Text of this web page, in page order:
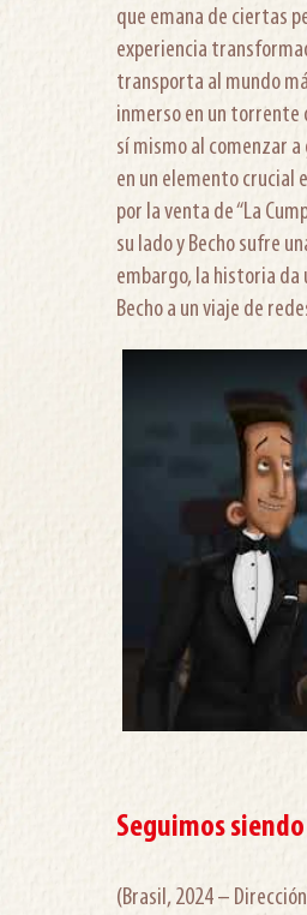
que emana de ciertas
experiencia
transporta al mundo
inmerso en un torrente
sí mismo al comenzar
en un elemento crucial
por la venta de “La
su lado y Becho sufre
embargo, la historia da
Becho a un viaje de
Seguimos
(Brasil, 2024 –